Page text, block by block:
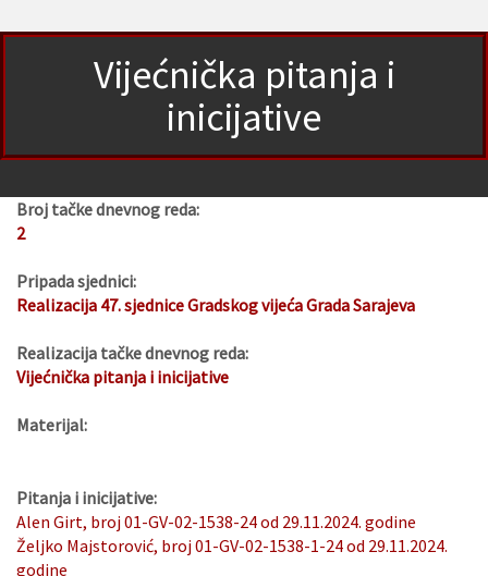
Vijećnička pitanja i
inicijative
Broj tačke dnevnog reda:
2
Pripada sjednici:
Realizacija 47. sjednice Gradskog vijeća Grada Sarajeva
Realizacija tačke dnevnog reda:
Vijećnička pitanja i inicijative
Materijal:
Pitanja i inicijative:
Alen Girt, broj 01-GV-02-1538-24 od 29.11.2024. godine
Željko Majstorović, broj 01-GV-02-1538-1-24 od 29.11.2024.
godine